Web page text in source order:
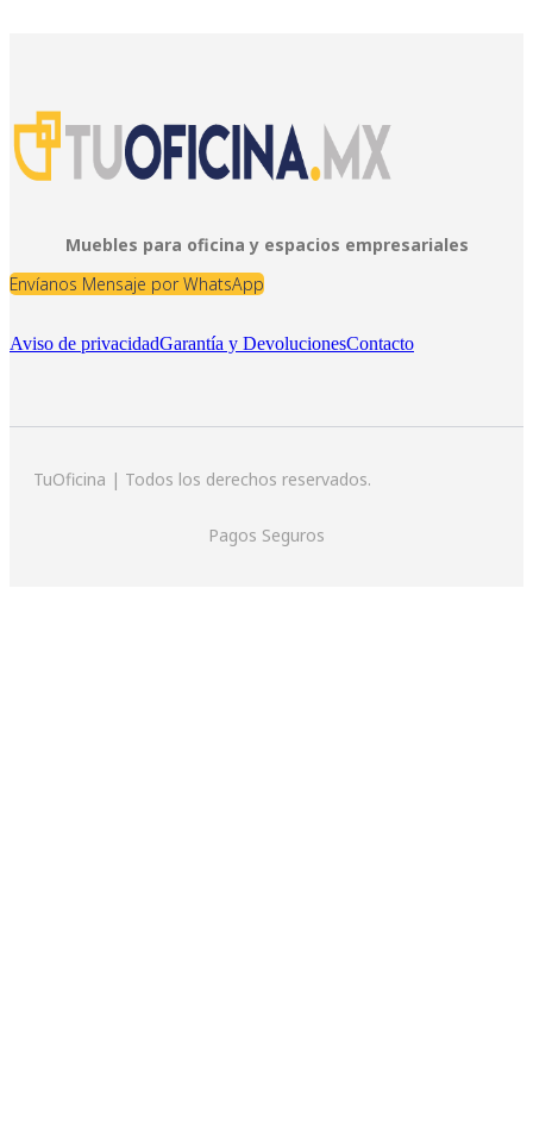
Muebles para oficina y espacios empresariales
Envíanos Mensaje por WhatsApp
Aviso de privacidadGarantía y DevolucionesContacto
TuOficina | Todos los derechos reservados.
Pagos Seguros